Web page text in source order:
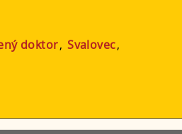
doktor, Svalovec,